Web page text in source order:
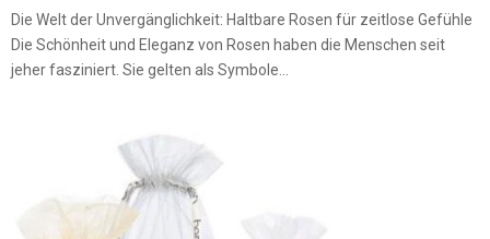
Die Welt der Unvergänglichkeit: Haltbare Rosen für zeitlose Gefühle
Die Schönheit und Eleganz von Rosen haben die Menschen seit
jeher fasziniert. Sie gelten als Symbole...